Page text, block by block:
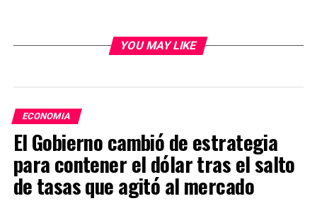
YOU MAY LIKE
ECONOMIA
El Gobierno cambió de estrategia
para contener el dólar tras el salto
de tasas que agitó al mercado